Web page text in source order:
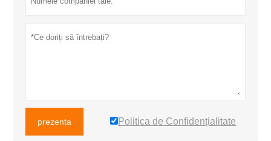
prezenta Politica de Confidențialitate